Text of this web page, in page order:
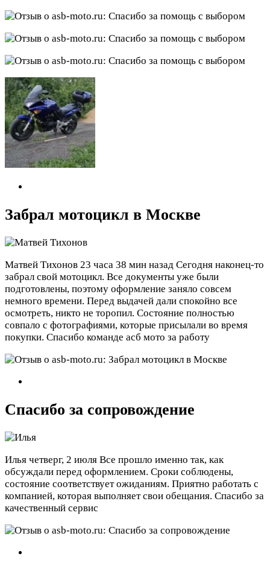
Забрал мотоцикл в Москве
Матвей Тихонов 23 часа 38 мин назад Сегодня наконец-то
забрал свой мотоцикл. Все документы уже были
подготовлены, поэтому оформление заняло совсем
немного времени. Перед выдачей дали спокойно все
осмотреть, никто не торопил. Состояние полностью
совпало с фотографиями, которые присылали во время
покупки. Спасибо команде асб мото за работу
Спасибо за сопровождение
Илья четверг, 2 июля Все прошло именно так, как
обсуждали перед оформлением. Сроки соблюдены,
состояние соответствует ожиданиям. Приятно работать с
компанией, которая выполняет свои обещания. Спасибо за
качественный сервис